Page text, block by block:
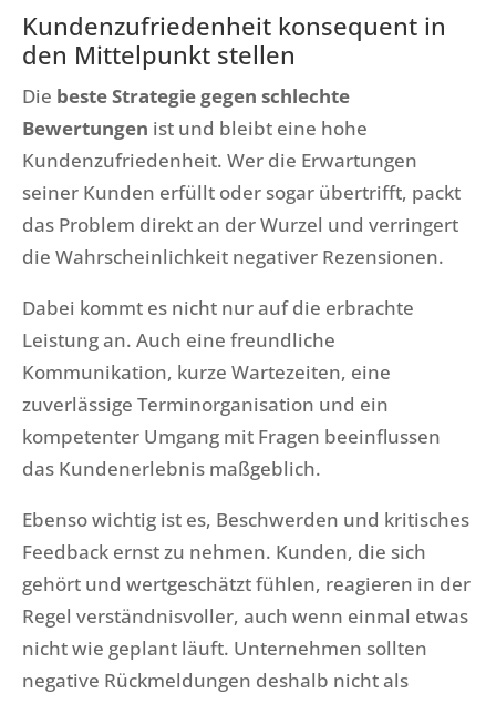
Kundenzufriedenheit konsequent in
den Mittelpunkt stellen
Die beste Strategie gegen schlechte
Bewertungen ist und bleibt eine hohe
Kundenzufriedenheit. Wer die Erwartungen
seiner Kunden erfüllt oder sogar übertrifft, packt
das Problem direkt an der Wurzel und verringert
die Wahrscheinlichkeit negativer Rezensionen.
Dabei kommt es nicht nur auf die erbrachte
Leistung an. Auch eine freundliche
Kommunikation, kurze Wartezeiten, eine
zuverlässige Terminorganisation und ein
kompetenter Umgang mit Fragen beeinflussen
das Kundenerlebnis maßgeblich.
Ebenso wichtig ist es, Beschwerden und kritisches
Feedback ernst zu nehmen. Kunden, die sich
gehört und wertgeschätzt fühlen, reagieren in der
Regel verständnisvoller, auch wenn einmal etwas
nicht wie geplant läuft. Unternehmen sollten
negative Rückmeldungen deshalb nicht als